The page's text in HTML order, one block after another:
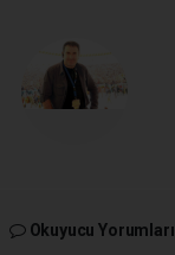
Okuyucu Yorumları